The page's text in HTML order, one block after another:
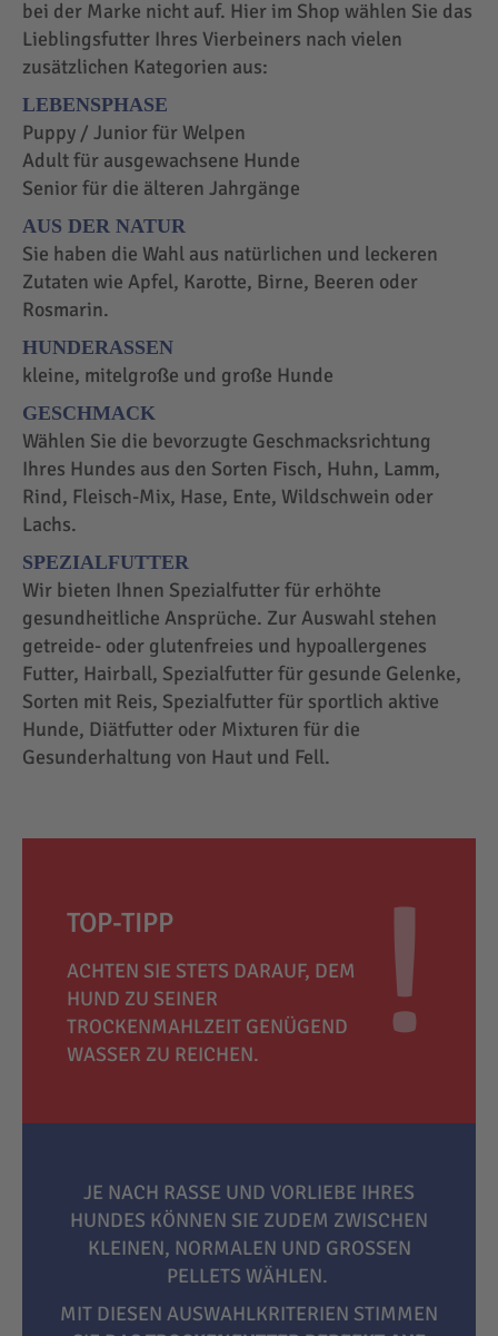
bei der Marke nicht auf. Hier im Shop wählen Sie das
Lieblingsfutter Ihres Vierbeiners nach vielen
zusätzlichen Kategorien aus:
LEBENSPHASE
Puppy / Junior für Welpen
Adult für ausgewachsene Hunde
Senior für die älteren Jahrgänge
AUS DER NATUR
Sie haben die Wahl aus natürlichen und leckeren
Zutaten wie Apfel, Karotte, Birne, Beeren oder
Rosmarin.
HUNDERASSEN
kleine, mitelgroße und große Hunde
GESCHMACK
Wählen Sie die bevorzugte Geschmacksrichtung
Ihres Hundes aus den Sorten Fisch, Huhn, Lamm,
Rind, Fleisch-Mix, Hase, Ente, Wildschwein oder
Lachs.
SPEZIALFUTTER
Wir bieten Ihnen Spezialfutter für erhöhte
gesundheitliche Ansprüche. Zur Auswahl stehen
getreide- oder glutenfreies und hypoallergenes
Futter, Hairball, Spezialfutter für gesunde Gelenke,
Sorten mit Reis, Spezialfutter für sportlich aktive
Hunde, Diätfutter oder Mixturen für die
Gesunderhaltung von Haut und Fell.
TOP-TIPP
ACHTEN SIE STETS DARAUF, DEM
HUND ZU SEINER
TROCKENMAHLZEIT GENÜGEND
WASSER ZU REICHEN.
JE NACH RASSE UND VORLIEBE IHRES
HUNDES KÖNNEN SIE ZUDEM ZWISCHEN
KLEINEN, NORMALEN UND GROSSEN P
ELLETS WÄHLEN.
MIT DIESEN AUSWAHLKRITERIEN STIMMEN